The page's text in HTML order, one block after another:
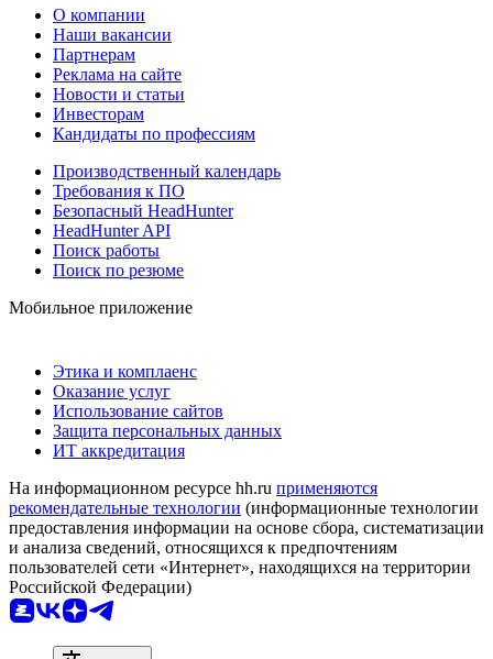
О компании
Наши вакансии
Партнерам
Реклама на сайте
Новости и статьи
Инвесторам
Кандидаты по профессиям
Производственный календарь
Требования к ПО
Безопасный HeadHunter
HeadHunter API
Поиск работы
Поиск по резюме
Мобильное приложение
Этика и комплаенс
Оказание услуг
Использование сайтов
Защита персональных данных
ИТ аккредитация
На информационном ресурсе hh.ru применяются
рекомендательные технологии (информационные технологии
предоставления информации на основе сбора, систематизации
и анализа сведений, относящихся к предпочтениям
пользователей сети «Интернет», находящихся на территории
Российской Федерации)